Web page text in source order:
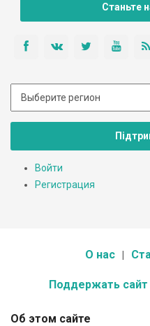
Станьте
Войти
Регистрация
О нас
Поддержать сайт
Об этом сайте